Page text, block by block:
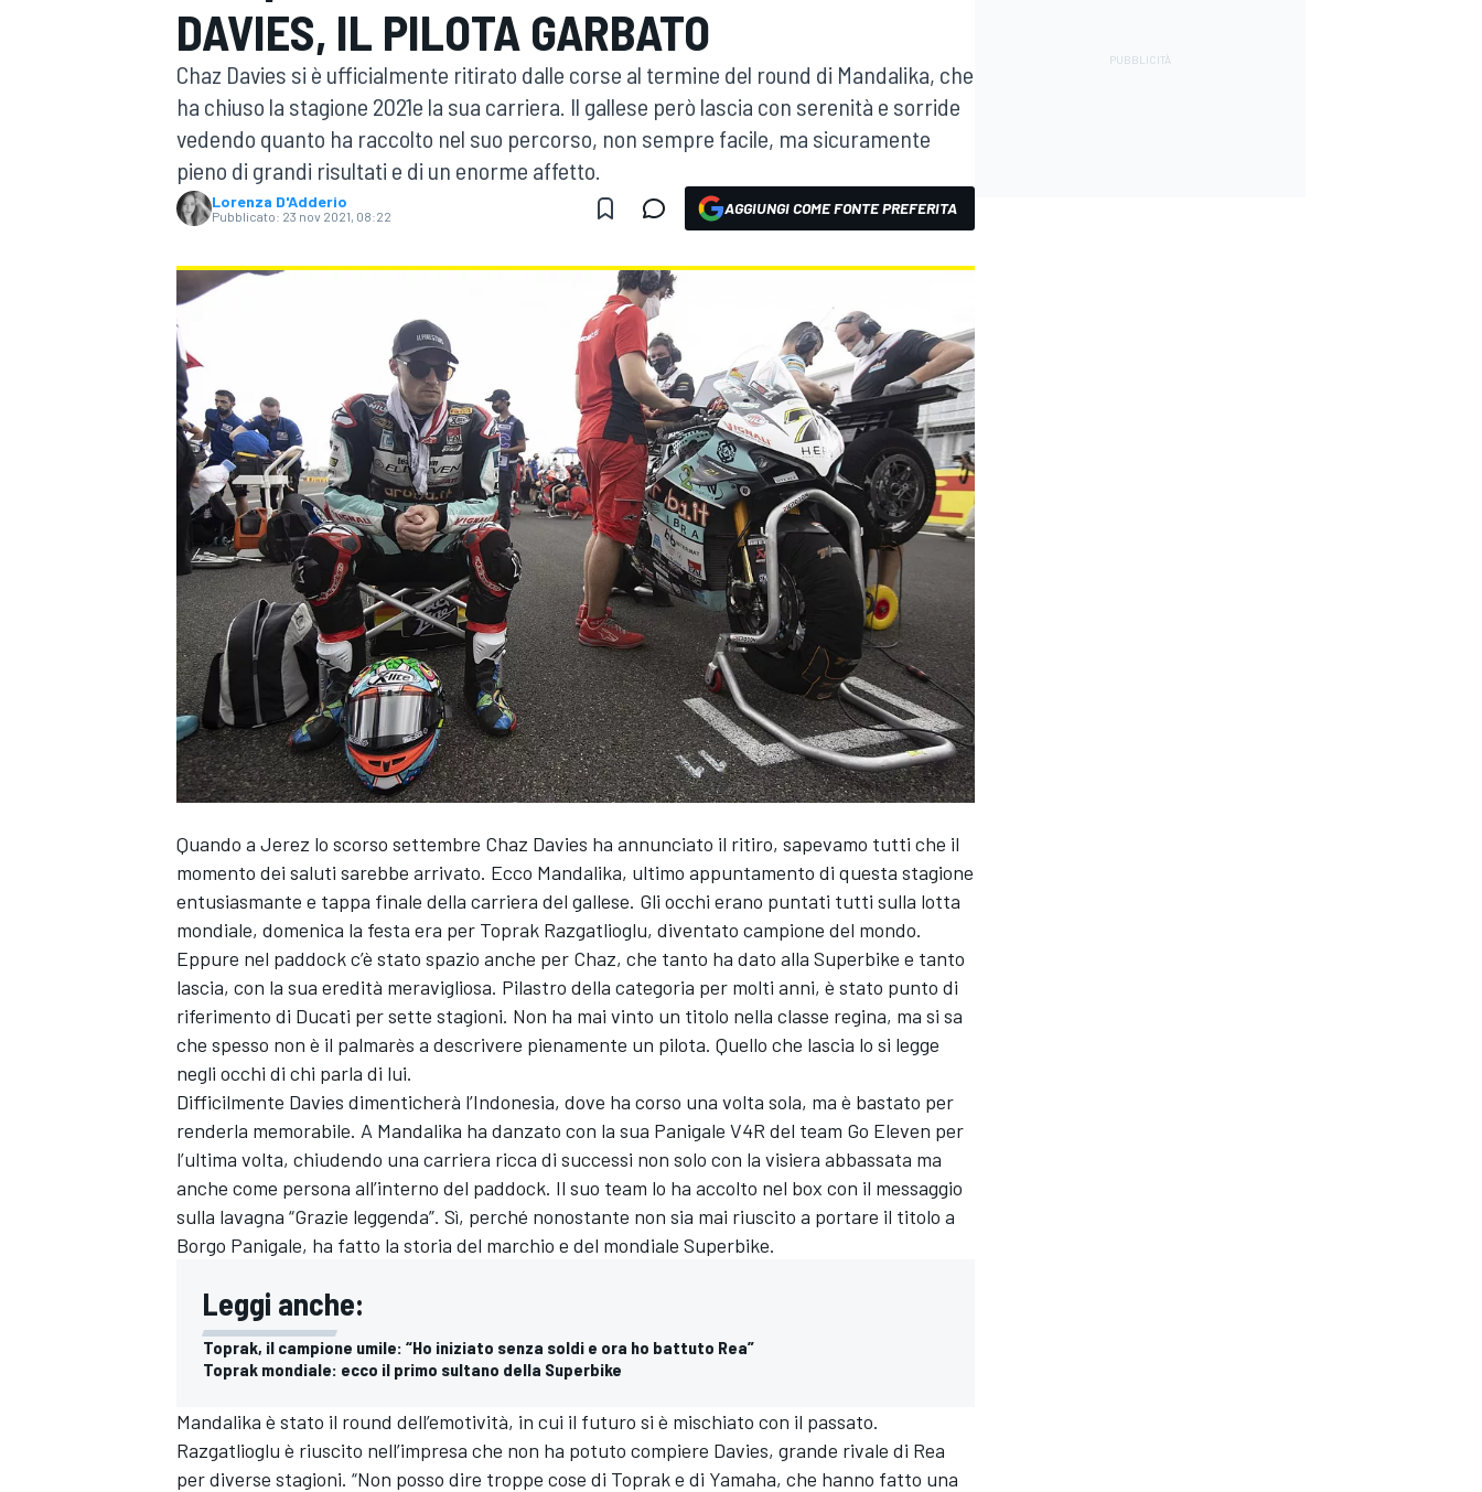
MOTOGP WEC
WRC
MONOPOSTO
DAVIES, IL PILOTA GARBATO
Chaz Davies si è ufficialmente ritirato dalle corse al termine del round di Mandalika, che
ha chiuso la stagione 2021e la sua carriera. Il gallese però lascia con serenità e sorride
vedendo quanto ha raccolto nel suo percorso, non sempre facile, ma sicuramente
pieno di grandi risultati e di un enorme affetto.
Lorenza D'Adderio
Pubblicato: 23 nov 2021, 08:22 AGGIUNGI COME FONTE PREFERITA
Quando a Jerez lo scorso settembre Chaz Davies ha annunciato il ritiro, sapevamo tutti che il
momento dei saluti sarebbe arrivato. Ecco Mandalika, ultimo appuntamento di questa stagione
entusiasmante e tappa finale della carriera del gallese. Gli occhi erano puntati tutti sulla lotta
mondiale, domenica la festa era per Toprak Razgatlioglu, diventato campione del mondo.
Eppure nel paddock c’è stato spazio anche per Chaz, che tanto ha dato alla Superbike e tanto
lascia, con la sua eredità meravigliosa. Pilastro della categoria per molti anni, è stato punto di
riferimento di Ducati per sette stagioni. Non ha mai vinto un titolo nella classe regina, ma si sa
che spesso non è il palmarès a descrivere pienamente un pilota. Quello che lascia lo si legge
negli occhi di chi parla di lui.
Difficilmente Davies dimenticherà l’Indonesia, dove ha corso una volta sola, ma è bastato per
renderla memorabile. A Mandalika ha danzato con la sua Panigale V4R del team Go Eleven per
l’ultima volta, chiudendo una carriera ricca di successi non solo con la visiera abbassata ma
anche come persona all’interno del paddock. Il suo team lo ha accolto nel box con il messaggio
sulla lavagna “Grazie leggenda”. Sì, perché nonostante non sia mai riuscito a portare il titolo a
Borgo Panigale, ha fatto la storia del marchio e del mondiale Superbike.
Leggi anche:
Toprak, il campione umile: “Ho iniziato senza soldi e ora ho battuto Rea”
Toprak mondiale: ecco il primo sultano della Superbike
Mandalika è stato il round dell’emotività, in cui il futuro si è mischiato con il passato.
Razgatlioglu è riuscito nell’impresa che non ha potuto compiere Davies, grande rivale di Rea
per diverse stagioni. “Non posso dire troppe cose di Toprak e di Yamaha, che hanno fatto una